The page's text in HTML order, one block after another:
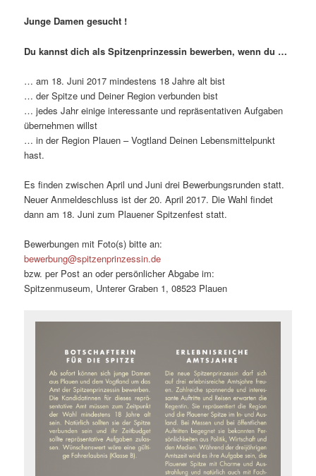
Junge Damen gesucht !
Du kannst dich als Spitzenprinzessin bewerben, wenn du …
… am 18. Juni 2017 mindestens 18 Jahre alt bist
… der Spitze und Deiner Region verbunden bist
… jedes Jahr einige interessante und repräsentativen Aufgaben
übernehmen willst
… in der Region Plauen – Vogtland Deinen Lebensmittelpunkt
hast.
Es finden zwischen April und Juni drei Bewerbungsrunden statt.
Neuer Anmeldeschluss ist der 20. April 2017. Die Wahl findet
dann am 18. Juni zum Plauener Spitzenfest statt.
Bewerbungen mit Foto(s) bitte an:
bewerbung@spitzenprinzessin.de
bzw. per Post an oder persönlicher Abgabe im:
Spitzenmuseum, Unterer Graben 1, 08523 Plauen